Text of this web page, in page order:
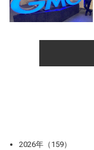
2026年（159）